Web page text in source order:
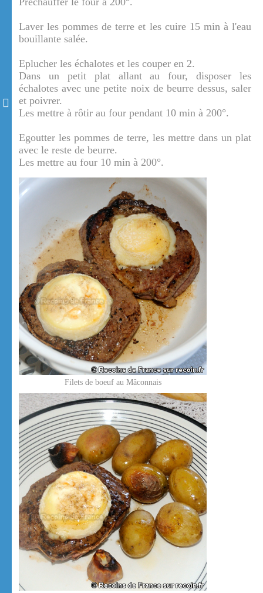
Laver les pommes de terre et les cuire 15 min à l'eau
bouillante salée.
Eplucher les échalotes et les couper en 2.
Dans un petit plat allant au four, disposer les
échalotes avec une petite noix de beurre dessus, saler
et poivrer.
Les mettre à rôtir au four pendant 10 min à 200°.
Egoutter les pommes de terre, les mettre dans un plat
avec le reste de beurre.
Les mettre au four 10 min à 200°.
Filets de boeuf au Mâconnais